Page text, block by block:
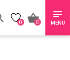
0 0 MENU